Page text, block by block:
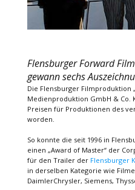
Flensburger Forward
gewann sechs
Die Flensburger Filmproduktion
Medienproduktion GmbH & Co.
Preisen für Produktionen des
worden.
So konnte die seit 1996 in
einen „Award of Master“ der
für den Trailer der Flensburger
in derselben Kategorie wie
DaimlerChrysler, Siemens,